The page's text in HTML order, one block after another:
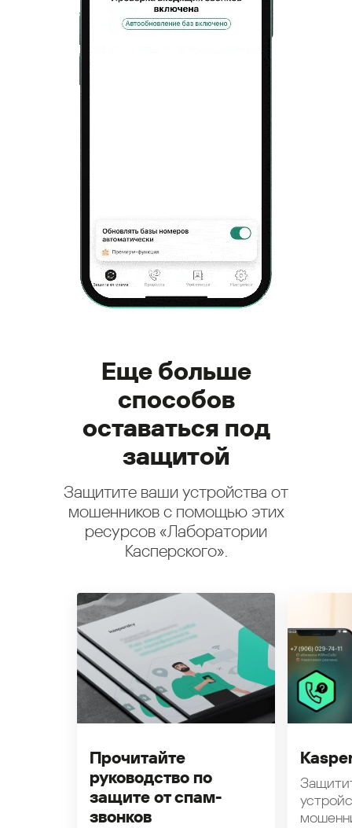
Еще больше
способов
оставаться под
защитой
Защитите ваши устройства от
мошенников с помощью этих
ресурсов «Лаборатории
Касперского».
Прочитайте
руководство по
защите от спам-
звонков